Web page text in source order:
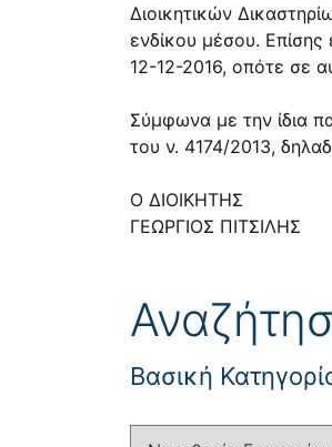
Διοικητικών
ενδίκου μέσου. Επίσης
12-12-2016, οπότε σε
Σύμφωνα με την ίδια
του ν. 4174/2013,
Ο ΔΙΟΙΚΗΤΗΣ
ΓΕΩΡΓΙΟΣ ΠΙΤΣΙΛΗΣ
Βασική